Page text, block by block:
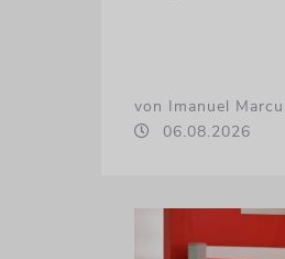
von Imanuel
06.08.2026